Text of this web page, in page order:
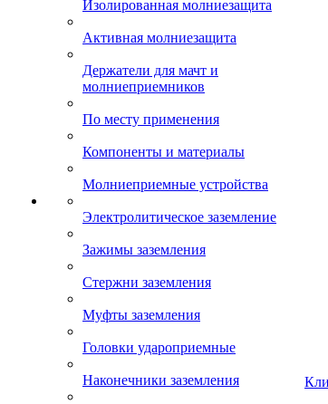
Изолированная молниезащита
Активная молниезащита
Держатели для мачт и
молниеприемников
По месту применения
Компоненты и материалы
Молниеприемные устройства
Электролитическое заземление
Зажимы заземления
Стержни заземления
Муфты заземления
Головки удароприемные
Наконечники заземления